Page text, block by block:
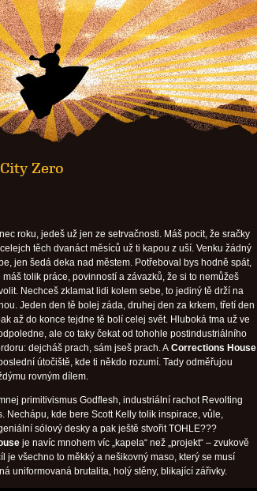
Zero
roku, jedeš už jen ze setrvačnosti. Máš pocit, že sračky
těch dvanáct měsíců už ti kapou z uší. Venku žádný
jen šedá deka nad městem. Potřeboval bys hodně spát,
máš tolik práce, povinností a závazků, že si to nemůžeš
Nechceš zklamat lidi kolem sebe, to jediný tě drží na
Jeden den tě bolej záda, druhej den za krkem, třetí den
až do konce tejdne tě bolí celej svět. Hluboká tma už ve
ale co taky čekat od tohohle postindustriálního
dejcháš prach, sám jseš prach. A Corrections House
útočiště, kde ti někdo rozumí. Tady odměřujou
rovným dílem.
primitivismus Godflesh, industriální rachot Revolting
Nechápu, kde bere Scott Kelly tolik inspirace, vůle,
sólový desky a pak ještě stvořit TOHLE???
je navíc mnohem víc „kapela“ než „projekt“ – zvukově
je všechno to měkký a nešikovný maso, který se musí
uniformovaná brutalita, holý stěny, blikající zářivky.